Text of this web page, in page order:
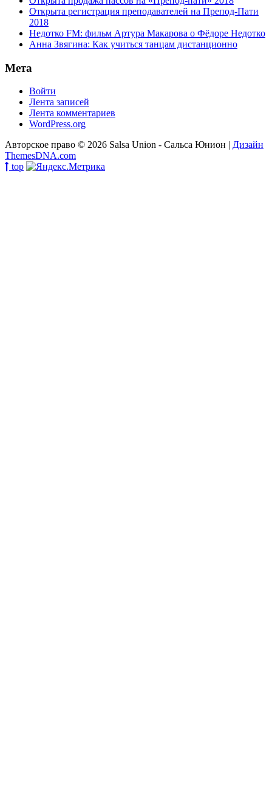
Открыта регистрация преподавателей на Препод-Пати
2018
Недотко FM: фильм Артура Макарова о Фёдоре Недотко
Анна Звягина: Как учиться танцам дистанционно
Мета
Войти
Лента записей
Лента комментариев
WordPress.org
Авторское право © 2026 Salsa Union - Сальса Юнион | Дизайн
ThemesDNA.com
top